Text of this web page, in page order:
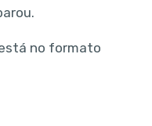
no formato